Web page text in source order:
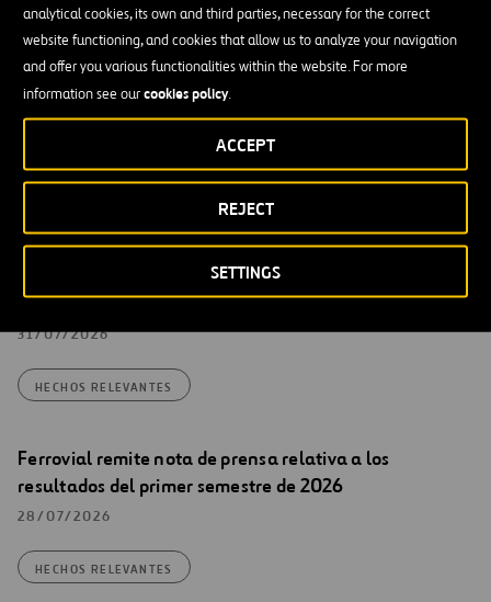
analytical cookies, its own and third parties, necessary for the correct
website functioning, and cookies that allow us to analyze your navigation
and offer you various functionalities within the website. For more
information see ourcookies policy.
SETTINGS
REJECT
ACCEPT
programa de recompra de acciones propias entre el 27
y el 31 de julio de 2026
04/08/2026
presentación para inversores de fecha 08/05 y nº
Registro 40749 que corrige errores en la inversión en
407 ETR (diapositiva 27) y los vencimientos de deuda de
NTO (diapositiva 95).
31/07/2026
HECHOS RELEVANTES
Ferrovial remite nota de prensa relativa a los
resultados del primer semestre de 2026
28/07/2026
HECHOS RELEVANTES